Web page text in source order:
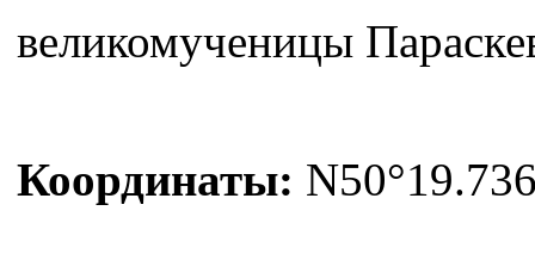
великомученицы
Координаты: